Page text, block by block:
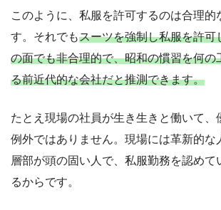
このように、私服を許可するのは合理的
す。それでもスーツを強制し私服を許可
の面でも非合理的で、昭和の慣習を何の
る前近代的な会社だと推測できます。
たとえ現場の社員が生き生きと働いて、
例外ではありません。現場には革新的な
層部が頭の固い人で、私服勤務を認めて
るからです。